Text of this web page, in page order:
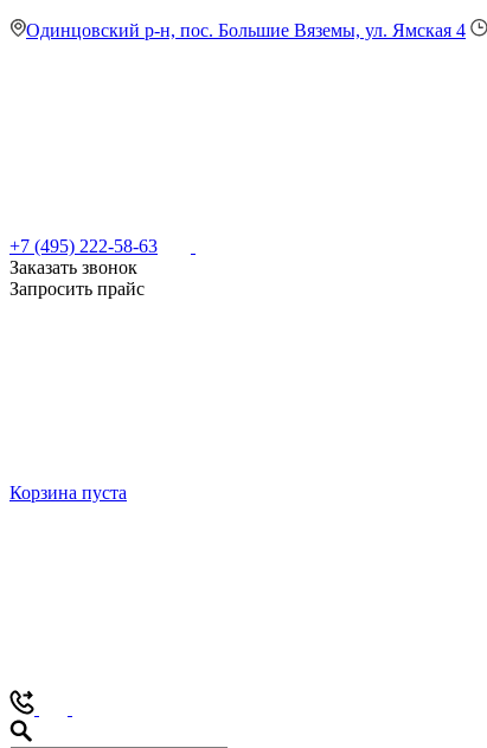
Одинцовский р-н, пос. Большие Вяземы, ул. Ямская 4
+7 (495) 222-58-63
Заказать звонок
Запросить прайс
Корзина пуста